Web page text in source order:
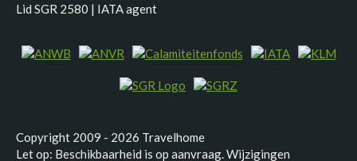
Lid SGR 2580 | IATA agent
Copyright 2009 - 2026 Travelhome
Let op: Beschikbaarheid is op aanvraag. Wijzigingen